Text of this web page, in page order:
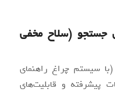
جستجو (سلاح مخفی
سیستم چراغ راهنمای
پیشرفته و قابلیت‌های